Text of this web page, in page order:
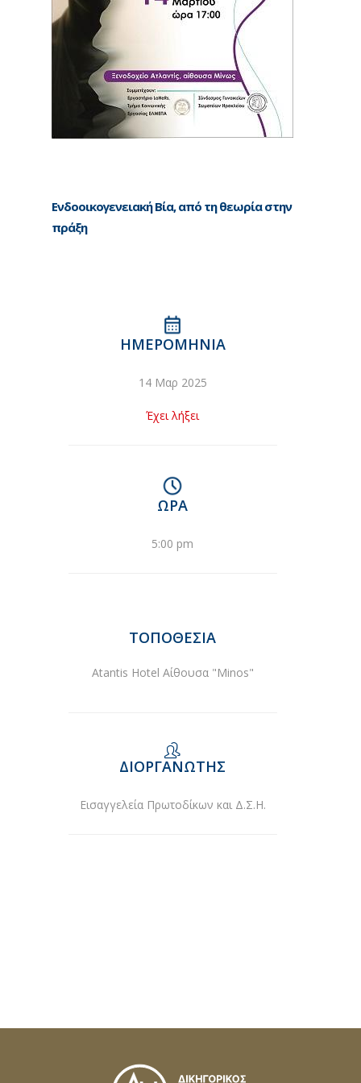
Ενδοοικογενειακή Βία, από τη θεωρία στην
πράξη
ΗΜΕΡΟΜΗΝΊΑ
14 Μαρ 2025
Έχει λήξει
ΏΡΑ
5:00 pm
ΤΟΠΟΘΕΣΊΑ
Atantis Hotel Αίθουσα "Μinos"
ΔΙΟΡΓΑΝΩΤΉΣ
Εισαγγελεία Πρωτοδίκων και Δ.Σ.Η.